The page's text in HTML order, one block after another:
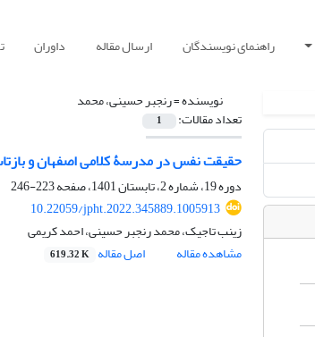
راهنمای نویسندگان ارسال مقاله داوران
نویسنده =رنجبر حسینی، محمد
تعداد مقالات: 1
حقیقت نفس در مدرسۀ کلامی اصفهان و
دوره 19، شماره 2، تابستان 1401، صفحه
223-246
10.22059/jpht.2022.345889.1005913
زینب تاجیک، محمد رنجبر حسینی، احمد کریمی
مشاهده مقاله
اصل مقاله 619.32 K